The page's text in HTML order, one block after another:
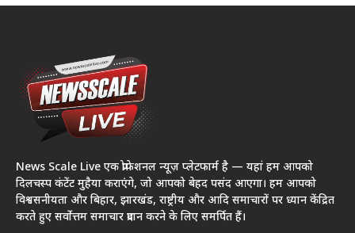
News Scale Live एक प्रोफेशनल न्यूज़ प्लेटफार्म है — यहां हम आपको
दिलचस्प कंटेंट मुहैया कराएंगे, जो आपको बेहद पसंद आएगा। हम आपको
विश्वसनीयता और बिहार, झारखंड, राष्ट्रीय और आदि समाचारों पर ध्यान केंद्रित
करते हुए सर्वोत्तम समाचार प्रदान करने के लिए समर्पित हैं।